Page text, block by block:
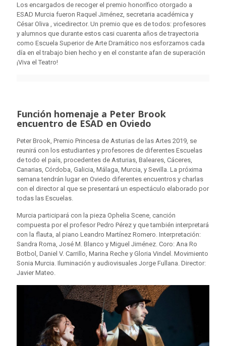
Los encargados de recoger el premio honorífico otorgado a
ESAD Murcia fueron Raquel Jiménez, secretaria académica y
César Oliva , vicedirector. Un premio que es de todos: profesores
y alumnos que durante estos casi cuarenta años de trayectoria
como Escuela Superior de Arte Dramático nos esforzamos cada
día en el trabajo bien hecho y en el constante afan de superación
¡Viva el Teatro!
Función homenaje a Peter Brook
encuentro de ESAD en Oviedo
Peter Brook, Premio Princesa de Asturias de las Artes 2019, se
reunirá con los estudiantes y profesores de diferentes Escuelas
de todo el país, procedentes de Asturias, Baleares, Cáceres,
Canarias, Córdoba, Galicia, Málaga, Murcia, y Sevilla. La próxima
semana tendrán lugar en Oviedo diferentes encuentros y charlas
con el director al que se presentará un espectáculo elaborado por
todas las Escuelas.
Murcia participará con la pieza Ophelia Scene, canción
compuesta por el profesor Pedro Pérez y que también interpretará
con la flauta, al piano Leandro Martínez Romero. Interpretación:
Sandra Roma, José M. Blanco y Miguel Jiménez. Coro: Ana Ro
Botbol, Daniel V. Carrillo, Marina Reche y Gloria Vindel. Movimiento
Sonia Murcia. Iluminación y audiovisuales Jorge Fullana. Director:
Javier Mateo.